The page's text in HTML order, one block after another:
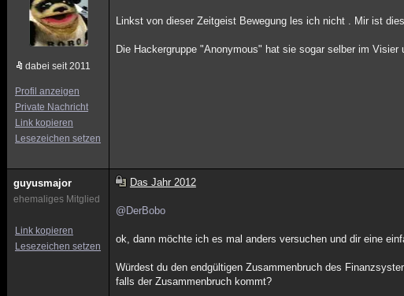
dabei seit 2011
Profil anzeigen
Private Nachricht
Link kopieren
Lesezeichen setzen
Linkst von dieser Zeitgeist Bewegung les ich nicht . Mir ist
Die Hackergruppe "Anonymous" hat sie sogar selber im
guyusmajor
ehemaliges Mitglied
Link kopieren
Lesezeichen setzen
Das Jahr 2012
@DerBobo
ok, dann möchte ich es mal anders versuchen und dir eine
Würdest du den endgültigen Zusammenbruch des
falls der Zusammenbruch kommt?